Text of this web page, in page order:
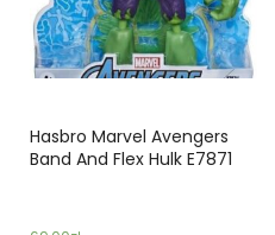
Hasbro Marvel Avengers
Band And Flex Hulk E7871